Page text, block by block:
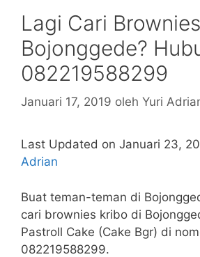
Lagi Cari
Bojonggede?
082219588299
Januari 17, 2019 oleh Yuri
Last Updated on Januari 23,
Adrian
Buat teman-teman di
cari brownies kribo di
Pastroll Cake (Cake Bgr) di
082219588299.